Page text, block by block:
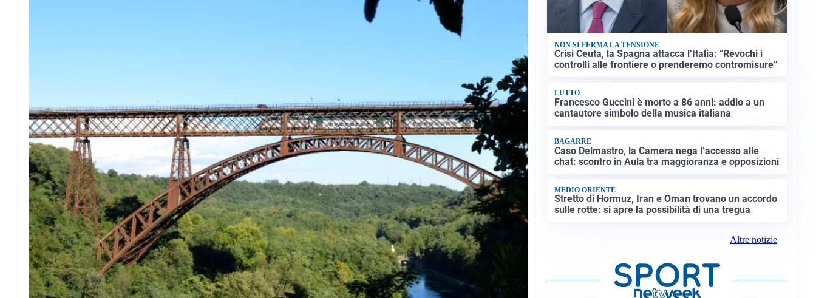
NON SI FERMA LA TENSIONE
Crisi Ceuta, la Spagna attacca l’Italia: “Revochi i
controlli alle frontiere o prenderemo contromisure”
LUTTO
Francesco Guccini è morto a 86 anni: addio a un
cantautore simbolo della musica italiana
BAGARRE
Caso Delmastro, la Camera nega l’accesso alle
chat: scontro in Aula tra maggioranza e opposizioni
MEDIO ORIENTE
Stretto di Hormuz, Iran e Oman trovano un accordo
sulle rotte: si apre la possibilità di una tregua
Altre notizie